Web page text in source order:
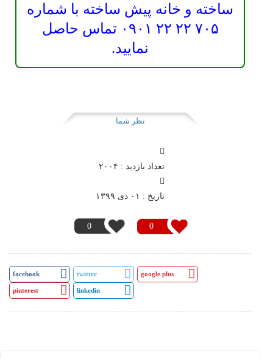
ساخته و خانه پیش ساخته با شماره
۷۰۵ ۲۲ ۲۲ ۰۹۰۱ تماس حاصل
نمایید.
نظر شما
0
0
تعداد بازدید : ۲۰۰۴
تاريخ : ۰۱ دی ۱۳۹۹
facebook twitter google plus
pinterest linkedin